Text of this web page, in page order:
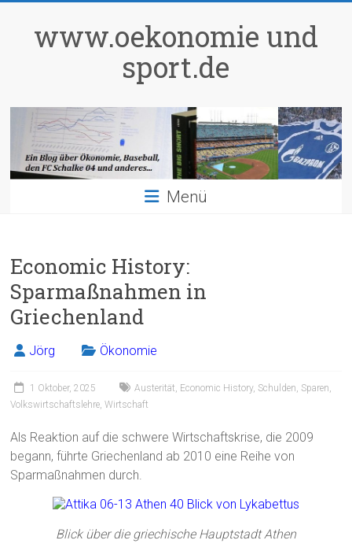
springenwww.oekonomie und
sport.de
Menü
Economic History:
Sparmaßnahmen in
Griechenland
Jörg Ökonomie
1 Oktober, 2025 Austerität, Economic History, Schulden, Sparen,
Volkswirtschaftslehre,Wirtschaft
Als Reaktion auf die schwere Wirtschaftskrise, die 2009
begann, führte Griechenland ab 2010 eine Reihe von
Sparmaßnahmen durch.
Blick über die griechische Hauptstadt Athen